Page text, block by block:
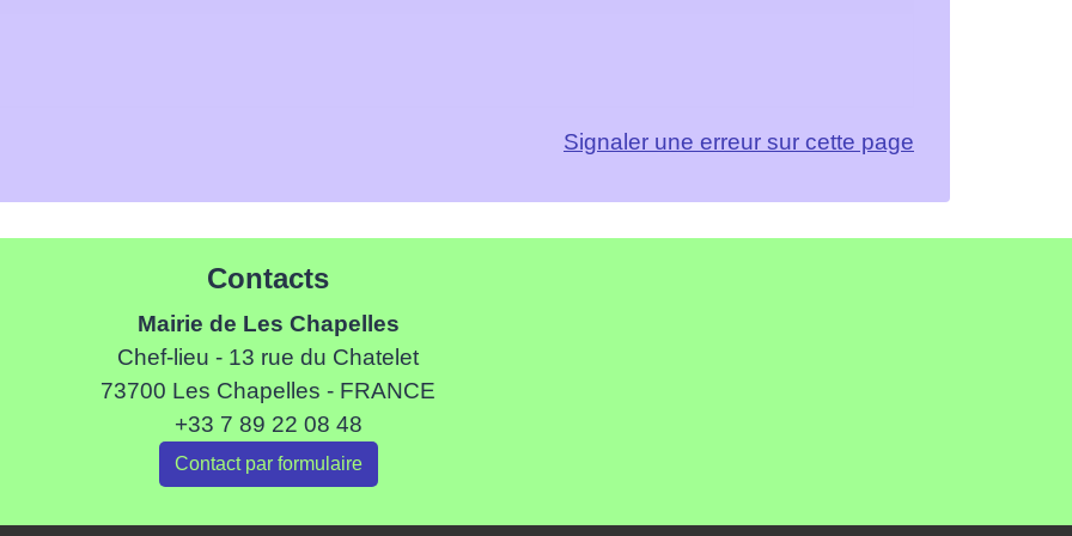
Signaler une erreur sur cette page
Contacts
Mairie de Les Chapelles
Chef-lieu - 13 rue du Chatelet
73700 Les Chapelles - FRANCE
+33 7 89 22 08 48
Contact par formulaire